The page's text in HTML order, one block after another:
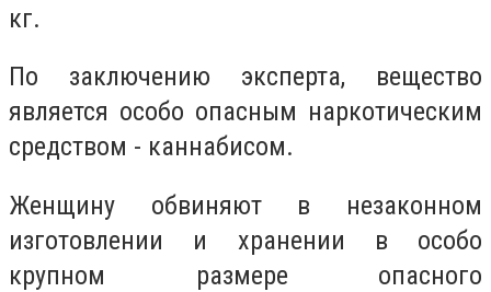
кг.
По заключению эксперта, вещество
является особо опасным наркотическим
средством - каннабисом.
Женщину обвиняют в незаконном
изготовлении и хранении в особо
крупном размере опасного